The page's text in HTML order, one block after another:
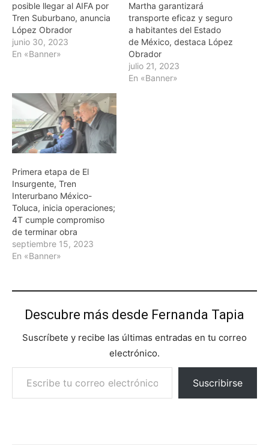
posible llegar al AIFA por
Tren Suburbano, anuncia
López Obrador
junio 30, 2023
En «Banner»
Martha garantizará
transporte eficaz y seguro
a habitantes del Estado
de México, destaca López
Obrador
julio 21, 2023
En «Banner»
Primera etapa de El
Insurgente, Tren
Interurbano México-
Toluca, inicia operaciones;
4T cumple compromiso
de terminar obra
septiembre 15, 2023
En «Banner»
Descubre más desde Fernanda Tapia
Suscríbete y recibe las últimas entradas en tu correo
electrónico.
Escribe tu correo electrónico…
Suscribirse